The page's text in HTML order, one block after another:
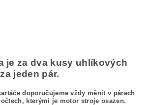
je za dva kusy uhlíkových
jeden pár.
doporučujeme vždy měnit v párech
kterými je motor stroje osazen.